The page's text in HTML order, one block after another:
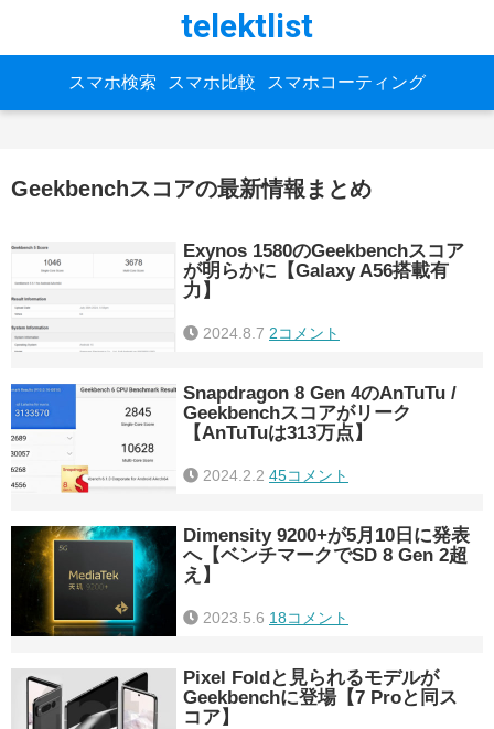
telektlist
スマホ検索 スマホ比較 スマホコーティング
Geekbenchスコアの最新情報まとめ
Exynos 1580のGeekbenchスコア
が明らかに【Galaxy A56搭載有
力】
2024.8.7 2コメント
Snapdragon 8 Gen 4のAnTuTu /
Geekbenchスコアがリーク
【AnTuTuは313万点】
2024.2.2 45コメント
Dimensity 9200+が5月10日に発表
へ【ベンチマークでSD 8 Gen 2超
え】
2023.5.6 18コメント
Pixel Foldと見られるモデルが
Geekbenchに登場【7 Proと同ス
コア】